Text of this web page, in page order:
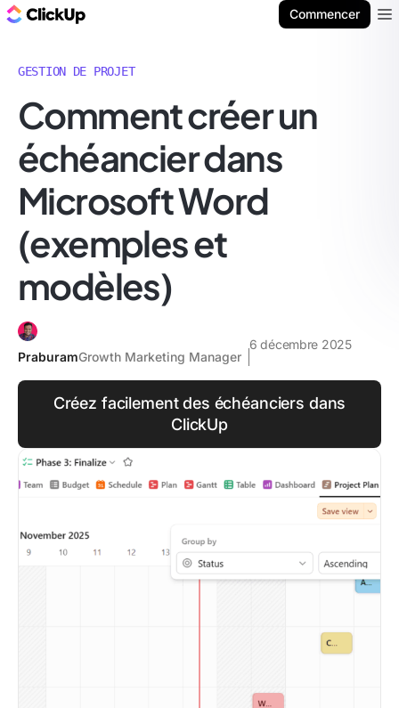
Commencer
GESTION DE PROJET
Comment créer un
échéancier dans
Microsoft Word
(exemples et
modèles)
PraburamGrowth Marketing Manager
6 décembre 2025
Créez facilement des échéanciers dans
ClickUp